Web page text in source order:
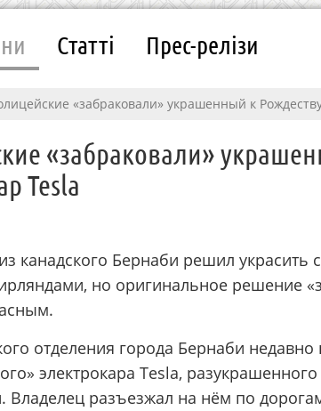
Статті Прес-релізи
«забраковали» украшенный к
«забраковали»
Tesla
канадского Бернаби решил украсить
но оригинальное решение
отделения города Бернаби недавно
электрокара Tesla,
разъезжал на нём по